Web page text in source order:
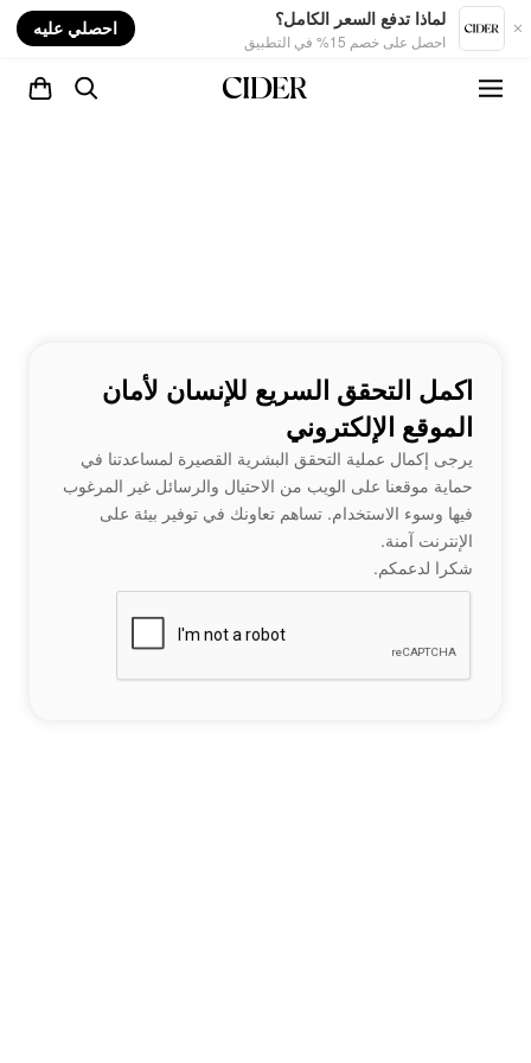
لماذا تدفع السعر الكامل؟
احصل على خصم 15% في التطبيق
احصلي عليه
اكمل التحقق السريع للإنسان لأمان
الموقع الإلكتروني
يرجى إكمال عملية التحقق البشرية القصيرة لمساعدتنا في
حماية موقعنا على الويب من الاحتيال والرسائل غير المرغوب
فيها وسوء الاستخدام. تساهم تعاونك في توفير بيئة على
الإنترنت آمنة.
شكرا لدعمكم.